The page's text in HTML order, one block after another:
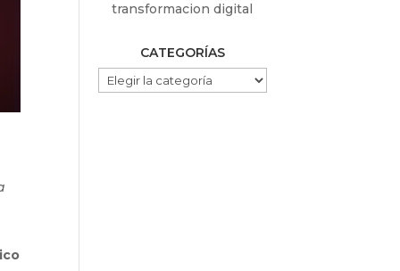
transformacion digital
CATEGORÍAS
CATEGORÍAS